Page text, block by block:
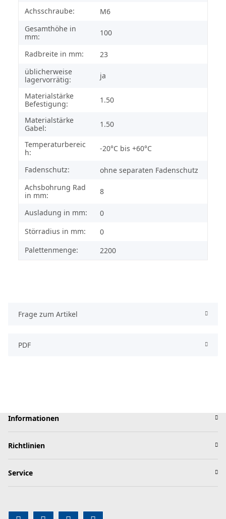
Achsschraube:
M6
Gesamthöhe in
mm:
100
Radbreite in mm:
23
üblicherweise
lagervorrätig:
ja
Materialstärke
Befestigung:
1.50
Materialstärke
Gabel:
1.50
Temperaturbereic
h:
-20°C bis +60°C
Fadenschutz:
ohne separaten Fadenschutz
Achsbohrung Rad
in mm:
8
Ausladung in mm:
0
Störradius in mm:
0
Palettenmenge:
2200
Frage zum Artikel
PDF
Informationen
Richtlinien
Service